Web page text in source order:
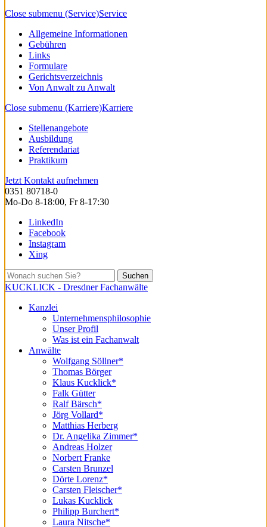
Close submenu (Service)Service
Allgemeine Informationen
Gebühren
Links
Formulare
Gerichtsverzeichnis
Von Anwalt zu Anwalt
Close submenu (Karriere)Karriere
Stellenangebote
Ausbildung
Referendariat
Praktikum
Jetzt Kontakt aufnehmen
0351 80718-0
Mo-Do 8-18:00, Fr 8-17:30
LinkedIn
Facebook
Instagram
Xing
Suchen
KUCKLICK - Dresdner Fachanwälte
Kanzlei
Unternehmensphilosophie
Unser Profil
Was ist ein Fachanwalt
Anwälte
Wolfgang Söllner*
Thomas Börger
Klaus Kucklick*
Falk Gütter
Ralf Bärsch*
Jörg Vollard*
Matthias Herberg
Dr. Angelika Zimmer*
Andreas Holzer
Norbert Franke
Carsten Brunzel
Dörte Lorenz*
Carsten Fleischer*
Lukas Kucklick
Philipp Burchert*
Laura Nitsche*